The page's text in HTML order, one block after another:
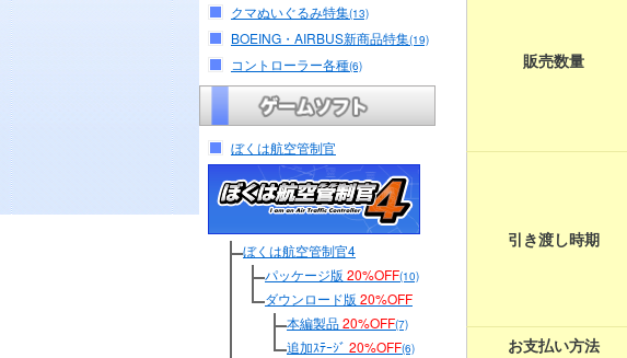
クマぬいぐるみ特集(13)
BOEING・AIRBUS新商品特集(19)
コントローラー各種(6)
ぼくは航空管制官
ぼくは航空管制官4
パッケージ版 20%OFF(10)
ダウンロード版 20%OFF
本編製品20%OFF(7)
追加ｽﾃｰｼﾞ 20%OFF(6)
販売数量
引き渡し時期
お支払い方法